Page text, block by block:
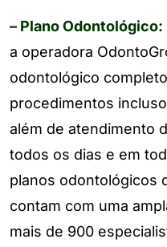
– Plano Odontológico:
a operadora
odontológico
procedimentos
além de atendimento
todos os dias e em
planos odontológicos
contam com uma
mais de 900